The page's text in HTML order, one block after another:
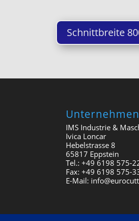
Schnittbreite
Unternehmen
IMS Industrie &
Ivica Loncar
Hebelstrasse 8
65817 Eppstein
Tel.: +49 6198 575-
Fax: +49 6198 575-
E-Mail: